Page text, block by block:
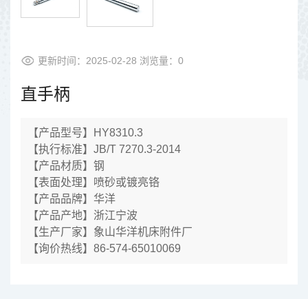
更新时间：2025-02-28 浏览量： 0
直手柄
【产品型号】HY8310.3
【执行标准】JB/T 7270.3-2014
【产品材质】钢
【表面处理】喷砂或镀亮铬
【产品品牌】华洋
【产品产地】浙江宁波
【生产厂家】象山华洋机床附件厂
【询价热线】86-574-65010069